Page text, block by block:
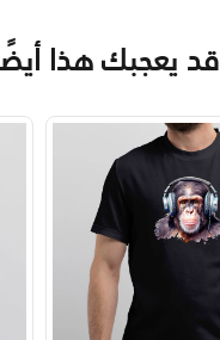
قد يعجبك هذا